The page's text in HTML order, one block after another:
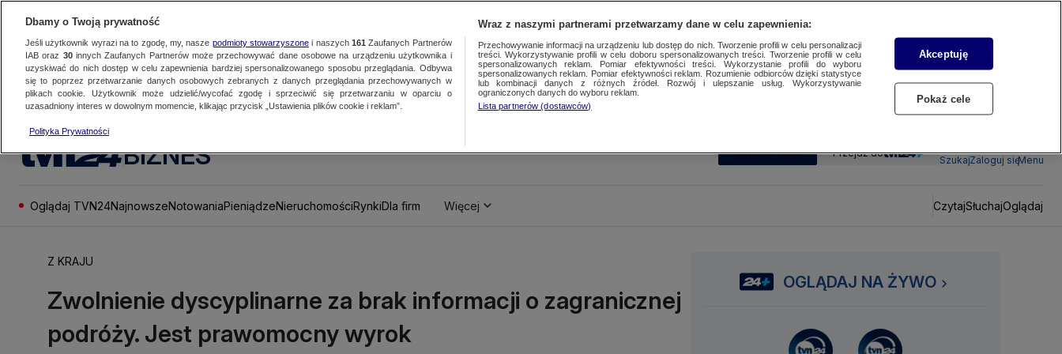
BIZNES SUBSKRYBUJ Przejdź do
SzukajZaloguj sięMenu
Oglądaj TVN24NajnowszeNotowaniaPieniądzeNieruchomościRynkiDla firm Więcej CzytajSłuchajOglądaj
Z KRAJU
Zwolnienie dyscyplinarne za brak informacji o zagranicznej
podróży. Jest prawomocny wyrok
OGLĄDAJ NA ŻYWO
Dbamy o Twoją prywatność
Jeśli użytkownik wyrazi na to zgodę, my, nasze podmioty stowarzyszonei naszych 161 Zaufanych Partnerów
IAB oraz 30innych Zaufanych Partnerów może przechowywać dane osobowe na urządzeniu użytkownika i
uzyskiwać do nich dostęp w celu zapewnienia bardziej spersonalizowanego sposobu przeglądania. Odbywa
się to poprzez przetwarzanie danych osobowych zebranych z danych przeglądania przechowywanych w
plikach cookie. Użytkownik może udzielić/wycofać zgodę i sprzeciwić się przetwarzaniu w oparciu o
uzasadniony interes w dowolnym momencie, klikając przycisk „Ustawienia plików cookie i reklam”.
Polityka Prywatności
Wraz z naszymi partnerami przetwarzamy dane w celu zapewnienia:
Przechowywanie informacji na urządzeniu lub dostęp do nich. Tworzenie profili w celu personalizacji
treści. Wykorzystywanie profili w celu doboru spersonalizowanych treści. Tworzenie profili w celu
spersonalizowanych reklam. Pomiar efektywności treści. Wykorzystanie profili do wyboru
spersonalizowanych reklam. Pomiar efektywności reklam. Rozumienie odbiorców dzięki statystyce
lub kombinacji danych z różnych źródeł. Rozwój i ulepszanie usług. Wykorzystywanie
ograniczonych danych do wyboru reklam.
Lista partnerów (dostawców)
Akceptuję
Pokaż cele